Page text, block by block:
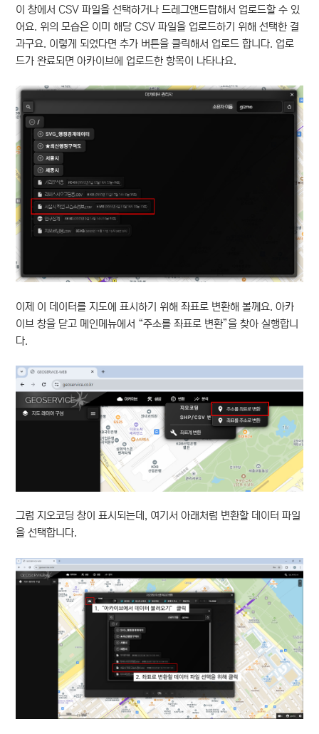
이 창에서 CSV 파일을 선택하거나 드레그앤드랍해서 업로드할 수 있
어요. 위의 모습은 이미 해당 CSV 파일을 업로드하기 위해 선택한 결
과구요. 이렇게 되었다면 추가 버튼을 클릭해서 업로드 합니다. 업로
드가 완료되면 아카이브에 업로드한 항목이 나타나요.
이제 이 데이터를 지도에 표시하기 위해 좌표로 변환해 볼께요. 아카
이브 창을 닫고 메인메뉴에서 “주소를 좌표로 변환”을 찾아 실행합니
다.
그럼 지오코딩 창이 표시되는데, 여기서 아래처럼 변환할 데이터 파일
을 선택합니다.